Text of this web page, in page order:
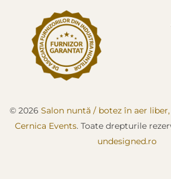
© 2026 Salon nuntă / botez în aer
Cernica Events. Toate drepturile
undesigned.ro